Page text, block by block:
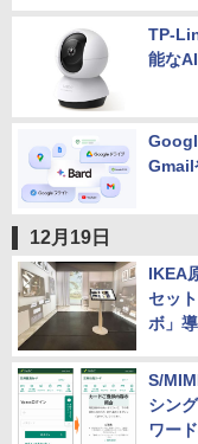
TP-
能な
Gmail
12月19日
IKEA
セッ
ボ」
S/
シン
ワー